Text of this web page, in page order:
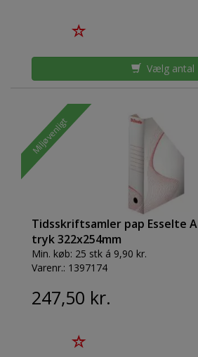
Vælg antal
Miljøvenligt
Tidsskriftsamler pap Esselte
tryk 322x254mm
Min. køb: 25 stk á 9,90 kr.
Varenr.: 1397174
247,50 kr.